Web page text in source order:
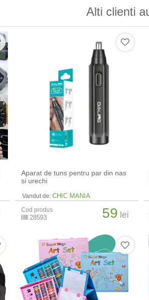
Alti clienti
Aparat de tuns pentru par din nas
si urechi
Vandut de: CHIC MANIA
Cod produs
28593 59 lei